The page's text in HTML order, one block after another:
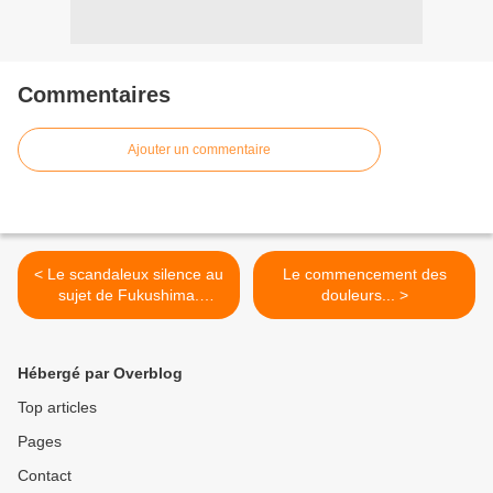
Commentaires
Ajouter un commentaire
< Le scandaleux silence au
sujet de Fukushima.
Fukushima : It’s much
Le commencement des
douleurs... >
Hébergé par Overblog
Top articles
Pages
Contact